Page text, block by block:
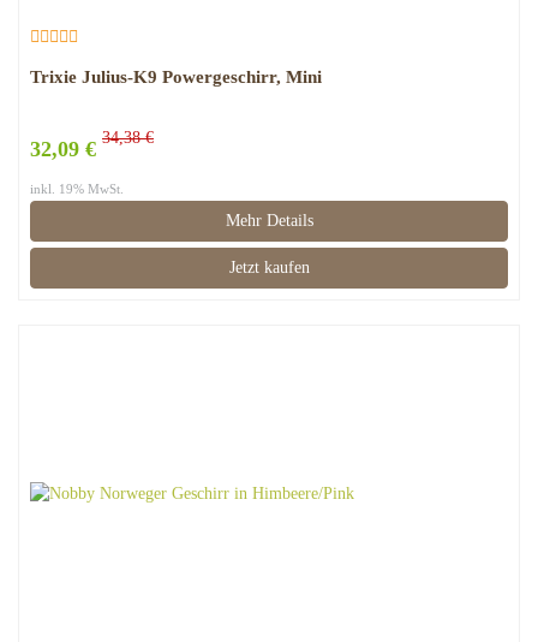
Trixie Julius-K9 Powergeschirr, Mini
32,09 € 34,38 €
inkl. 19% MwSt.
Mehr Details
Jetzt kaufen